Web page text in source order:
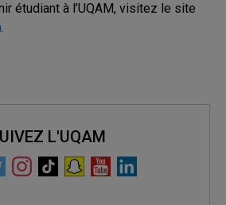
L'UQAM
étudiant à l’UQAM, visitez le site